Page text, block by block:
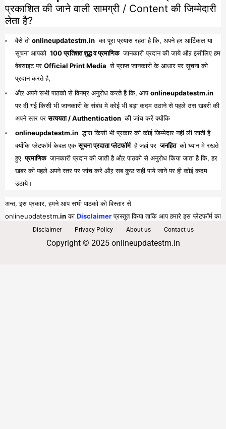
प्रकाशित की जाने वाली सामग्री / Content की जिम्मेदारी
लेता है?
वैसे तो onlineupdatestm.in का पूरा प्रयास रहता है कि, अपने हर आर्टिकल या
सूचना आपको 100 प्रतिशत शुद्ध व प्रमाणिक जानकारी प्रदान की जाये औऱ इसीलिए हम
वेबसाइट पर Official Print Media से प्राप्त जानकारी के आधार पर सूचना को
प्रदान करते है,
औऱ अपने सभी पाठको से विनम्र अनुरोध करते है कि, आपonlineupdatestm.in
पर दी गई किसी भी जानकारी के संबंध मे कोई भी बड़ा कदम उठाने से पहले उस खबरी की
अपने स्तर परसत्ययता / Authentication की जांच करें क्योंकि
onlineupdatestm.in द्धारा किसी भी प्रकार की कोई जिम्मेदार नहीं ली जाती है
क्योंकि प्लेटफॉर्म केवल एकसूचना प्रदाता प्लेटफॉर्म है जहां पर जनहित को ध्यान मे रखते
हुए प्रमाणिक जानकारी प्रदान की जाती है औऱ पाठको से अनुरोध किया जाता है कि, हर
खबर की पहले अपने स्तर पर जांच करे औऱ सब कुछ सही पाये जाने पर ही कोई कदम
उठाये।
अन्त, इस प्रकार, हमने आप सभी पाठको को विस्तार से
onlineupdatestm.inका Disclaimerप्रस्तुत किया ताकि आप हमारे इस प्लेटफॉर्म का
पूरा व भरपूर लाभ प्राप्त कर सकें।
Disclaimer Privacy Policy About us Contact us
Copyright © 2025 onlineupdatestm.in